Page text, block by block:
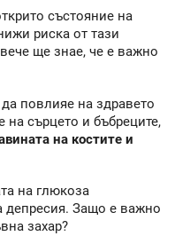
състояние на
риска от тази
ще знае, че е важно
повлияе на здравето
сърцето и бъбреците,
на костите и
на глюкоза
депресия. Защо е важно
захар?